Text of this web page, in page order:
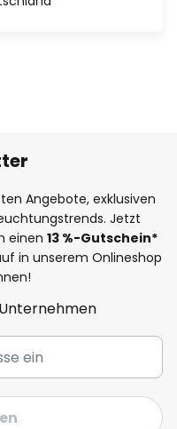
Angebote, exklusiven
Jetzt
einen 13 %-Gutschein*
in unserem Onlineshop
Unternehmen